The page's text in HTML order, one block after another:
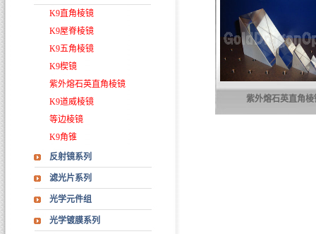
K9直角棱镜
K9屋脊棱镜
K9五角棱镜
K9楔镜
紫外熔石英直角棱镜
K9道威棱镜
等边棱镜
K9角锥
反射镜系列
滤光片系列
光学元件组
光学镀膜系列
紫外熔石英直角棱